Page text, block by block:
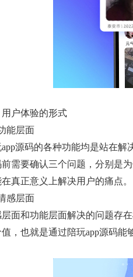
户体验的形式
能层面
app源码的各种功能均是站在
需要确认三个问题，分别是
真正意义上解决用户的痛点。
感层面
面和功能层面解决的问题存
，也就是通过陪玩app源码能